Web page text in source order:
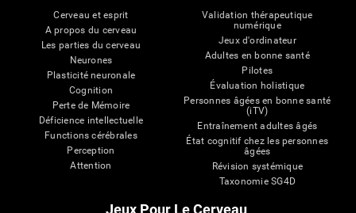
Cerveau et esprit
A propos du cerveau
Les parties du cerveau
Neurones
Plasticité neuronale
Cognition
Perte de Mémoire
Déficience intellectuelle
Functions cérébrales
Perception
Attention
Validation thérapeutique
numérique
Jeux d'ordinateur
Adultes en bonne santé
Pilotes
Évaluation holistique
Personnes âgées en bonne santé
(iTV)
Entraînement adultes âgés
État cognitif chez les personnes
âgées
Révision systémique
Taxonomie SG4D